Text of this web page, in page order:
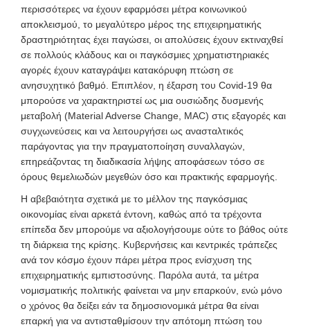
περισσότερες να έχουν εφαρμόσει μέτρα κοινωνικού
αποκλεισμού, το μεγαλύτερο μέρος της επιχειρηματικής
δραστηριότητας έχει παγώσει, οι απολύσεις έχουν εκτιναχθεί
σε πολλούς κλάδους και οι παγκόσμιες χρηματιστηριακές
αγορές έχουν καταγράψει κατακόρυφη πτώση σε
ανησυχητικό βαθμό. Επιπλέον, η έξαρση του Covid-19 θα
μπορούσε να χαρακτηριστεί ως μια ουσιώδης δυσμενής
μεταβολή (Material Adverse Change, MAC) στις εξαγορές και
συγχωνεύσεις και να λειτουργήσει ως ανασταλτικός
παράγοντας για την πραγματοποίηση συναλλαγών,
επηρεάζοντας τη διαδικασία λήψης αποφάσεων τόσο σε
όρους θεμελιωδών μεγεθών όσο και πρακτικής εφαρμογής.
Η αβεβαιότητα σχετικά με το μέλλον της παγκόσμιας
οικονομίας είναι αρκετά έντονη, καθώς από τα τρέχοντα
επίπεδα δεν μπορούμε να αξιολογήσουμε ούτε το βάθος ούτε
τη διάρκεια της κρίσης. Κυβερνήσεις και κεντρικές τράπεζες
ανά τον κόσμο έχουν πάρει μέτρα προς ενίσχυση της
επιχειρηματικής εμπιστοσύνης. Παρόλα αυτά, τα μέτρα
νομισματικής πολιτικής φαίνεται να μην επαρκούν, ενώ μόνο
ο χρόνος θα δείξει εάν τα δημοσιονομικά μέτρα θα είναι
επαρκή για να αντισταθμίσουν την απότομη πτώση του